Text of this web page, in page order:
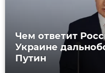
Чем ответит
Украине
Путин